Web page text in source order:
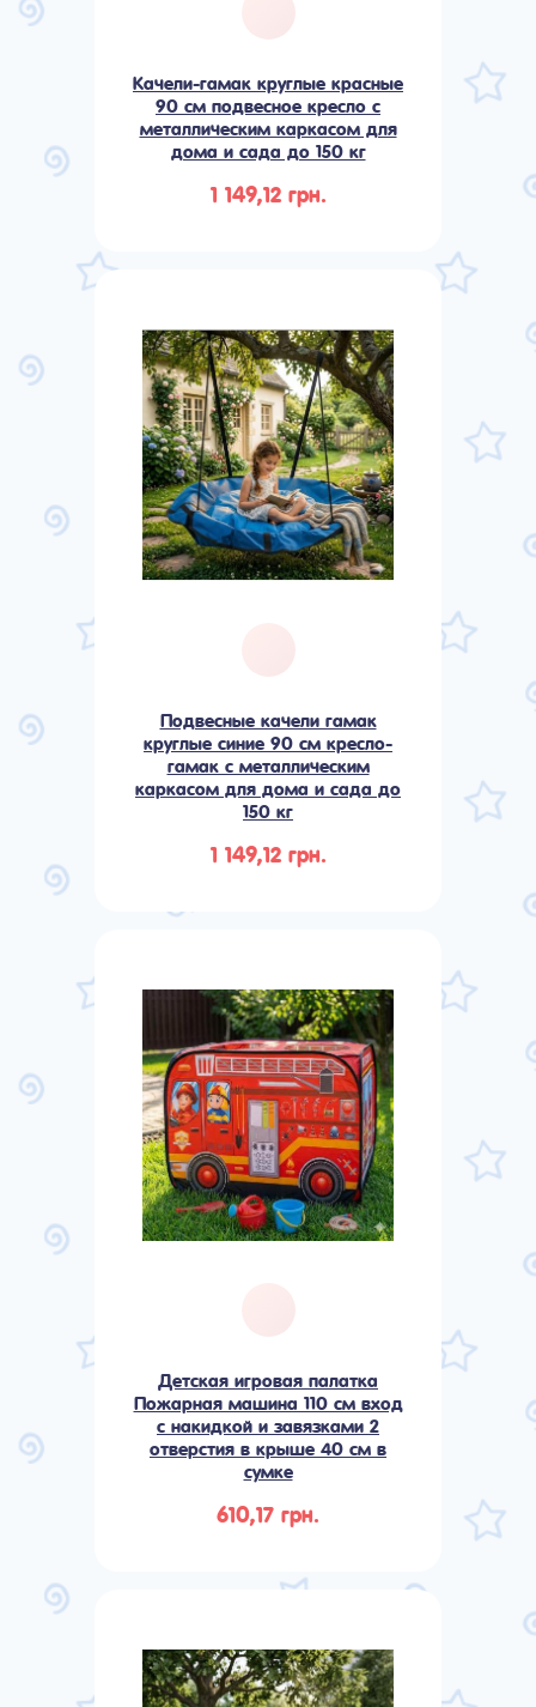
Качели-гамак круглые красные
90 см подвесное кресло с
металлическим каркасом для
дома и сада до 150 кг
1 149,12 грн.
Подвесные качели гамак
круглые синие 90 см кресло-
гамак с металлическим
каркасом для дома и сада до
150 кг
1 149,12 грн.
Детская игровая палатка
Пожарная машина 110 см вход
с накидкой и завязками 2
отверстия в крыше 40 см в
сумке
610,17 грн.